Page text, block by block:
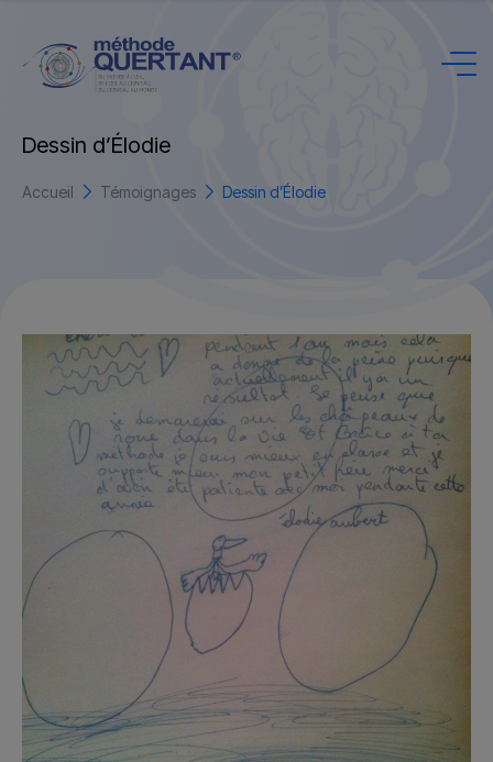
Dessin d’Élodie
Accueil Témoignages Dessin d’Élodie